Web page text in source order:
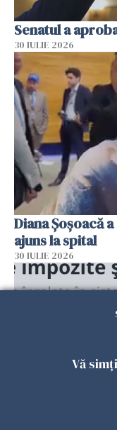
Senatul a
30 IULIE 2026
Diana Șoșoacă
ajuns la spital
30 IULIE 2026
Vă